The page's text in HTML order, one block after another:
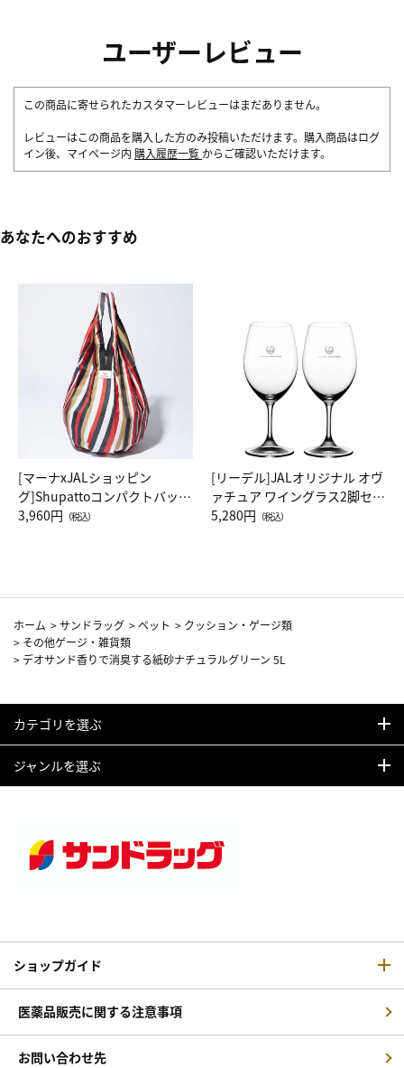
ユーザーレビュー
この商品に寄せられたカスタマーレビューはまだありません。
レビューはこの商品を購入した方のみ投稿いただけます。購入商品はログ
イン後、マイページ内 購入履歴一覧 からご確認いただけます。
あなたへのおすすめ
[マーナxJALショッピン
グ]Shupattoコンパクトバッグ
Drop JAL客室乗務員（LC）ス
3,960円 （税込）
[リーデル]JALオリジナル オヴ
ァチュア ワイングラス2脚セッ
ト（レッドワイン）
5,280円 （税込）
ホーム >サンドラッグ >ペット > クッション・ゲージ類
> その他ゲージ・雑貨類
> デオサンド香りで消臭する紙砂ナチュラルグリーン 5L
カテゴリを選ぶ
ジャンルを選ぶ
ショップガイド
医薬品販売に関する注意事項
お問い合わせ先